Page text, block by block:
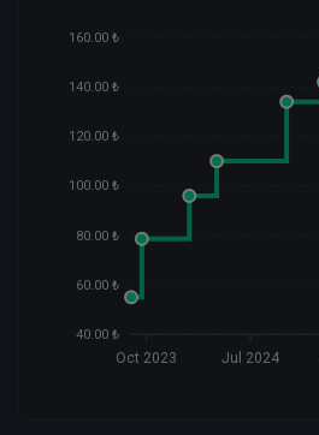
160.00 ₺
140.00 ₺
120.00 ₺
100.00 ₺
80.00 ₺
60.00 ₺
40.00 ₺
Oct 2023 Jul 2024